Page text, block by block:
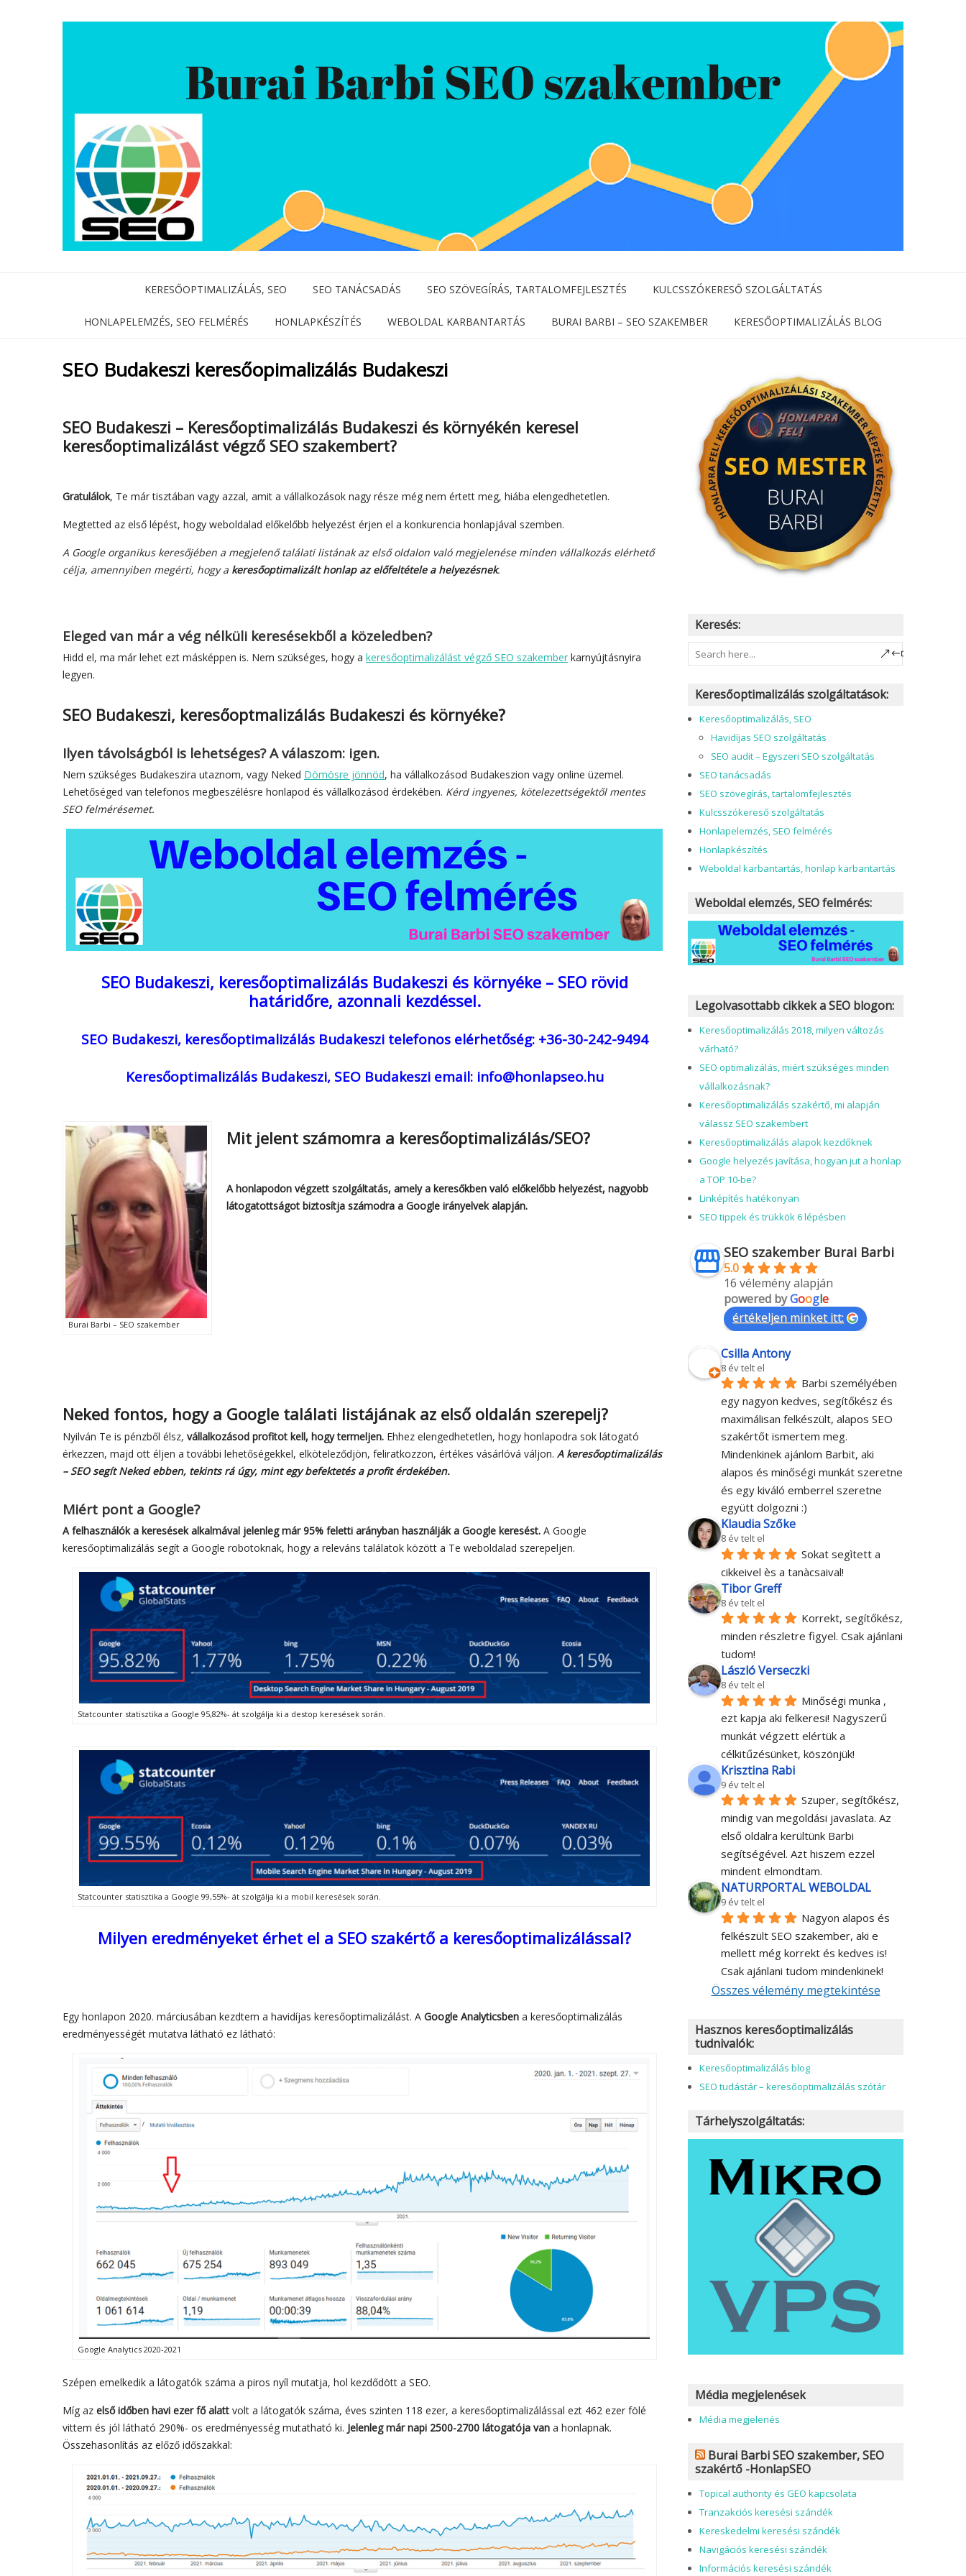
KERESŐOPTIMALIZÁLÁS, SEO SEO TANÁCSADÁS SEO SZÖVEGÍRÁS, TARTALOMFEJLESZTÉS KULCSSZÓKERESŐ SZOLGÁLTATÁS
HONLAPELEMZÉS, SEO FELMÉRÉS HONLAPKÉSZÍTÉS WEBOLDAL KARBANTARTÁS BURAI BARBI – SEO SZAKEMBER KERESŐOPTIMALIZÁLÁS BLOG
SEO Budakeszi keresőopimalizálás Budakeszi
SEO Budakeszi – Keresőoptimalizálás Budakeszi és környékén keresel
keresőoptimalizálást végző SEO szakembert?
Gratulálok, Te már tisztában vagy azzal, amit a vállalkozások nagy része még nem értett meg, hiába elengedhetetlen.
Megtetted az első lépést, hogy weboldalad előkelőbb helyezést érjen el a konkurencia honlapjával szemben.
A Google organikus keresőjében a megjelenő találati listának az első oldalon való megjelenése minden vállalkozás elérhető
célja, amennyiben megérti, hogy a keresőoptimalizált honlap az előfeltétele a helyezésnek.
Eleged van már a vég nélküli keresésekből a közeledben?
Hidd el, ma már lehet ezt másképpen is. Nem szükséges, hogy a keresőoptimalizálást végző SEO szakember karnyújtásnyira
legyen.
SEO Budakeszi, keresőoptmalizálás Budakeszi és környéke?
Ilyen távolságból is lehetséges? A válaszom: igen.
Nem szükséges Budakeszira utaznom, vagy Neked Dömösre jönnöd, ha vállalkozásod Budakeszion vagy online üzemel.
Lehetőséged van telefonos megbeszélésre honlapod és vállalkozásod érdekében. Kérd ingyenes, kötelezettségektől mentes
SEO felmérésemet.
SEO Budakeszi, keresőoptimalizálás Budakeszi és környéke – SEO rövid
határidőre, azonnali kezdéssel.
SEO Budakeszi, keresőoptimalizálás Budakeszi telefonos elérhetőség: +36-30-242-9494
Keresőoptimalizálás Budakeszi, SEO Budakeszi email: info@honlapseo.hu
Burai Barbi – SEO szakember
Mit jelent számomra a keresőoptimalizálás/SEO?
A honlapodon végzett szolgáltatás, amely a keresőkben való előkelőbb helyezést, nagyobb
látogatottságot biztosítja számodra a Google irányelvek alapján.
Neked fontos, hogy a Google találati listájának az első oldalán szerepelj?
Nyilván Te is pénzből élsz, vállalkozásod profitot kell, hogy termeljen. Ehhez elengedhetetlen, hogy honlapodra sok látogató
érkezzen, majd ott éljen a további lehetőségekkel, elköteleződjön, feliratkozzon, értékes vásárlóvá váljon. A keresőoptimalizálás
– SEO segít Neked ebben, tekints rá úgy, mint egy befektetés a profit érdekében.
Miért pont a Google?
A felhasználók a keresések alkalmával jelenleg már 95% feletti arányban használják a Google keresést. A Google
keresőoptimalizálás segít a Google robotoknak, hogy a releváns találatok között a Te weboldalad szerepeljen.
Statcounter statisztika a Google 95,82%- át szolgálja ki a destop keresések során.
Statcounter statisztika a Google 99,55%- át szolgálja ki a mobil keresések során.
Milyen eredményeket érhet el a SEO szakértő a keresőoptimalizálással?
Egy honlapon 2020. márciusában kezdtem a havidíjas keresőoptimalizálást. A Google Analyticsben a keresőoptimalizálás
eredményességét mutatva látható ez látható:
Google Analytics 2020-2021
Szépen emelkedik a látogatók száma a piros nyíl mutatja, hol kezdődött a SEO.
Míg az első időben havi ezer fő alatt volt a látogatók száma, éves szinten 118 ezer, a keresőoptimalizálással ezt 462 ezer fölé
vittem és jól látható 290%- os eredményesség mutatható ki. Jelenleg már napi 2500-2700 látogatója van a honlapnak.
Összehasonlítás az előző időszakkal:
Keresés:
Keresőoptimalizálás szolgáltatások:
Keresőoptimalizálás, SEO
Havidíjas SEO szolgáltatás
SEO audit – Egyszeri SEO szolgáltatás
SEO tanácsadás
SEO szövegírás, tartalomfejlesztés
Kulcsszókereső szolgáltatás
Honlapelemzés, SEO felmérés
Honlapkészítés
Weboldal karbantartás, honlap karbantartás
Weboldal elemzés, SEO felmérés:
Legolvasottabb cikkek a SEO blogon:
Keresőoptimalizálás 2018, milyen változás
várható?
SEO optimalizálás, miért szükséges minden
vállalkozásnak?
Keresőoptimalizálás szakértő, mi alapján
válassz SEO szakembert
Keresőoptimalizálás alapok kezdőknek
Google helyezés javítása, hogyan jut a honlap
a TOP 10-be?
Linképítés hatékonyan
SEO tippek és trükkök 6 lépésben
SEO szakember Burai Barbi
5.0
16 vélemény alapján
powered byGoogle
értékeljen minket itt:
Csilla Antony
8 év telt el
Barbi személyében
egy nagyon kedves, segítőkész és
maximálisan felkészült, alapos SEO
szakértőt ismertem meg.
Mindenkinek ajánlom Barbit, aki
alapos és minőségi munkát szeretne
és egy kiváló emberrel szeretne
együtt dolgozni :)
Klaudia Szőke
8 év telt el
Sokat segìtett a
cikkeivel ès a tanàcsaival!
Tibor Greff
8 év telt el
Korrekt, segítőkész,
minden részletre figyel. Csak ajánlani
tudom!
László Verseczki
8 év telt el
Minőségi munka ,
ezt kapja aki felkeresi! Nagyszerű
munkát végzett elértük a
célkitűzésünket, köszönjük!
Krisztina Rabi
9 év telt el
Szuper, segítőkész,
mindig van megoldási javaslata. Az
első oldalra kerültünk Barbi
segítségével. Azt hiszem ezzel
mindent elmondtam.
NATURPORTAL WEBOLDAL
9 év telt el
Nagyon alapos és
felkészült SEO szakember, aki e
mellett még korrekt és kedves is!
Csak ajánlani tudom mindenkinek!
Összes vélemény megtekintése
Hasznos keresőoptimalizálás
tudnivalók:
Keresőoptimalizálás blog
SEO tudástár – keresőoptimalizálás szótár
Tárhelyszolgáltatás:
Média megjelenések
Média megjelenés
Burai Barbi SEO szakember, SEO
szakértő -HonlapSEO
Topical authority és GEO kapcsolata
Tranzakciós keresési szándék
Kereskedelmi keresési szándék
Navigációs keresési szándék
Információs keresési szándék